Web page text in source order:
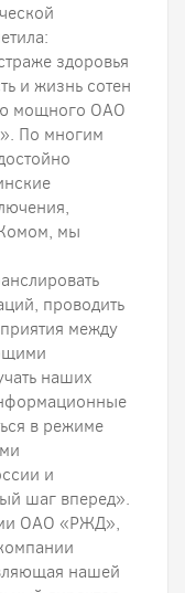
здоровья
и жизнь сотен
мощного ОАО
По многим
мы
проводить
между
наших
в режиме
и
шаг вперед».
ОАО «РЖД»,
нашей